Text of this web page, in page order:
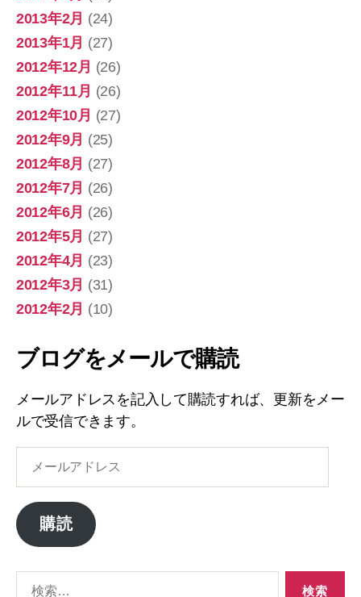
2013年2月 (24)
2013年1月 (27)
2012年12月 (26)
2012年11月 (26)
2012年10月 (27)
2012年9月 (25)
2012年8月 (27)
2012年7月 (26)
2012年6月 (26)
2012年5月 (27)
2012年4月 (23)
2012年3月 (31)
2012年2月 (10)
ブログをメールで購読
メールアドレスを記入して購読すれば、更新をメー
ルで受信できます。
ア
ド
ス
購読